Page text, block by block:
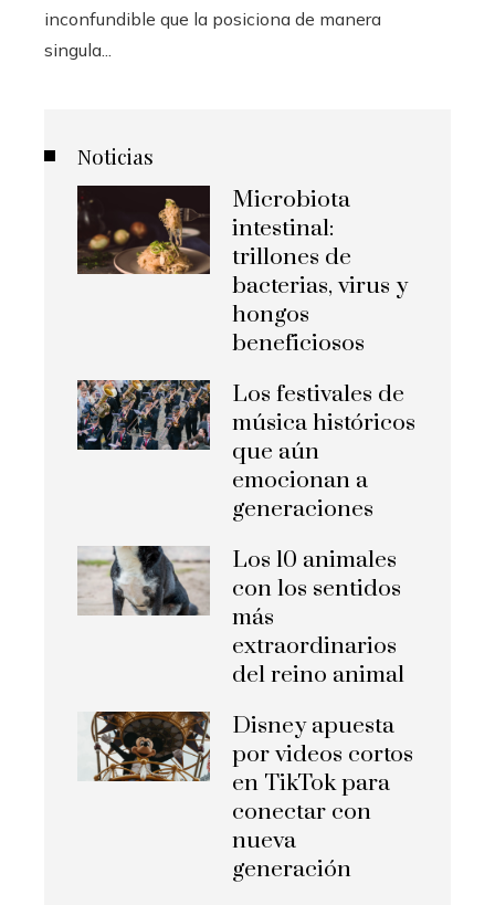
inconfundible que la posiciona de manera
singula...
Noticias
Microbiota
intestinal:
trillones de
bacterias, virus y
hongos
beneficiosos
Los festivales de
música históricos
que aún
emocionan a
generaciones
Los 10 animales
con los sentidos
más
extraordinarios
del reino animal
Disney apuesta
por videos cortos
en TikTok para
conectar con
nueva
generación